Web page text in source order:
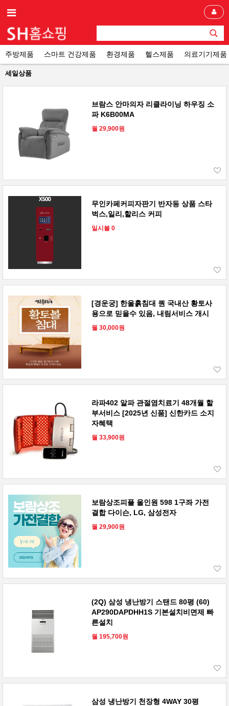
주방제품 스마트 건강제품 환경제품 헬스제품 의료기기제품
세일상품
브람스 안마의자 리클라이닝 하우징 소
파 K6B00MA
월 29,900원
무인카페커피자판기 반자동 상품 스타
벅스,일리,할리스 커피
일시불 0
[경운궁] 한울흙침대 퀀 국내산 황토사
용으로 믿을수 있음, 내림서비스 개시
월 30,000원
라파402 알파 관절염치료기 48개월 할
부서비스 [2025년 신품] 신한카드 소지
자혜택
월 33,900원
보람상조피플 올인원 598 1구좌 가전
결합 다이슨, LG, 삼성전자
월 29,900원
(2Q) 삼성 냉난방기 스탠드 80평 (60)
AP290DAPDHH1S 기본설치비면제 빠
른설치
월 195,700원
삼성 냉난방기 천장형 4WAY 30평